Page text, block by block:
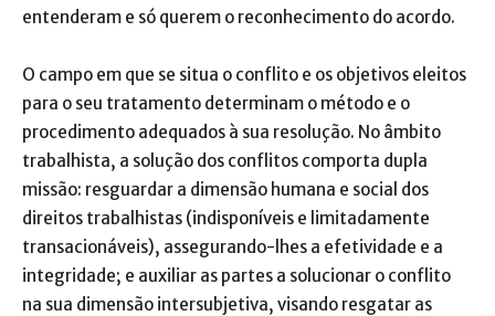
entenderam e só querem o reconhecimento do acordo.
O campo em que se situa o conflito e os objetivos eleitos
para o seu tratamento determinam o método e o
procedimento adequados à sua resolução. No âmbito
trabalhista, a solução dos conflitos comporta dupla
missão: resguardar a dimensão humana e social dos
direitos trabalhistas (indisponíveis e limitadamente
transacionáveis), assegurando-lhes a efetividade e a
integridade; e auxiliar as partes a solucionar o conflito
na sua dimensão intersubjetiva, visando resgatar as